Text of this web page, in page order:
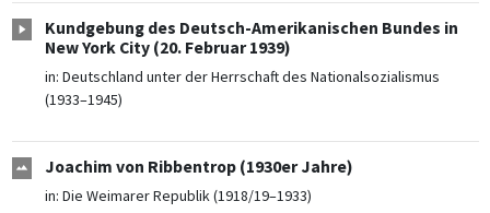
Kundgebung des Deutsch-Amerikanischen Bundes in
New York City (20. Februar 1939)
in: Deutschland unter der Herrschaft des Nationalsozialismus
(1933–1945)
Joachim von Ribbentrop (1930er Jahre)
in: Die Weimarer Republik (1918/19–1933)